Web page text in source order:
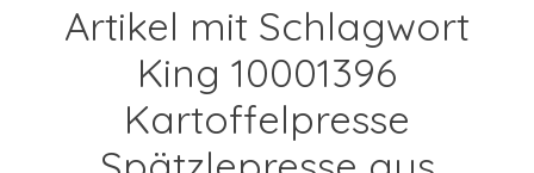
Artikel mit Schlagwort
King 10001396
Kartoffelpresse